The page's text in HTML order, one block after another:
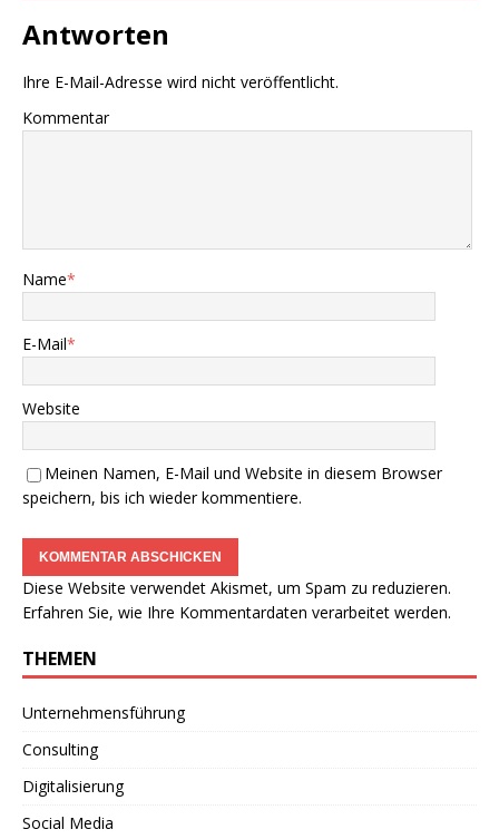
Antworten
Ihre E-Mail-Adresse wird nicht veröffentlicht.
Kommentar
Name*
E-Mail*
Website
Meinen Namen, E-Mail und Website in diesem Browser
speichern, bis ich wieder kommentiere.
Diese Website verwendet Akismet, um Spam zu reduzieren.
Erfahren Sie, wie Ihre Kommentardaten verarbeitet werden.
THEMEN
Unternehmensführung
Consulting
Digitalisierung
Social Media